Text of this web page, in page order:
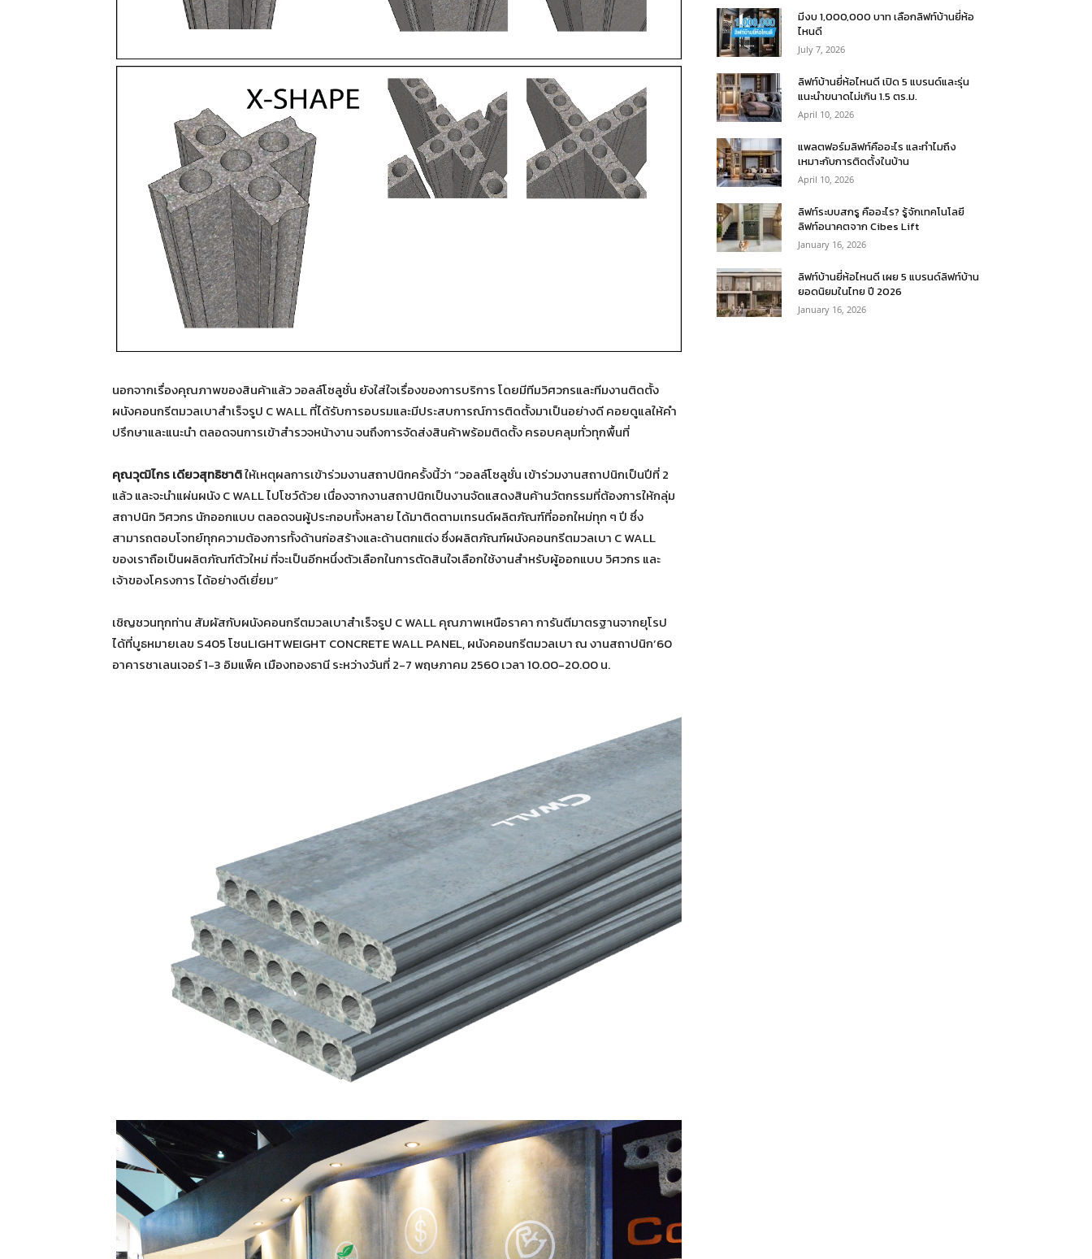
นอกจากเรื่องคุณภาพของสินค้าแล้ว วอลล์โซลูชั่น ยังใส่ใจเรื่องของการบริการ โดยมีทีมวิศวกรและทีมงานติดตั้ง
ผนังคอนกรีตมวลเบาสำเร็จรูป C WALL ที่ได้รับการอบรมและมีประสบการณ์การติดตั้งมาเป็นอย่างดี คอยดูแลให้คำ
ปรึกษาและแนะนำ ตลอดจนการเข้าสำรวจหน้างาน จนถึงการจัดส่งสินค้าพร้อมติดตั้ง ครอบคลุมทั่วทุกพื้นที่
คุณวุฒิไกร เดียวสุทธิชาติให้เหตุผลการเข้าร่วมงานสถาปนิกครั้งนี้ว่า “วอลล์โซลูชั่น เข้าร่วมงานสถาปนิกเป็นปีที่ 2
แล้ว และจะนำแผ่นผนัง C WALL ไปโชว์ด้วย เนื่องจากงานสถาปนิกเป็นงานจัดแสดงสินค้านวัตกรรมที่ต้องการให้กลุ่ม
สถาปนิก วิศวกร นักออกแบบ ตลอดจนผู้ประกอบทั้งหลาย ได้มาติดตามเทรนด์ผลิตภัณฑ์ที่ออกใหม่ทุก ๆ ปี ซึ่ง
สามารถตอบโจทย์ทุกความต้องการทั้งด้านก่อสร้างและด้านตกแต่ง ซึ่งผลิตภัณฑ์ผนังคอนกรีตมวลเบา C WALL
ของเราถือเป็นผลิตภัณฑ์ตัวใหม่ ที่จะเป็นอีกหนึ่งตัวเลือกในการตัดสินใจเลือกใช้งานสำหรับผู้ออกแบบ วิศวกร และ
เจ้าของโครงการ ได้อย่างดีเยี่ยม”
เชิญชวนทุกท่าน สัมผัสกับผนังคอนกรีตมวลเบาสำเร็จรูป C WALL คุณภาพเหนือราคา การันตีมาตรฐานจากยุโรป
ได้ที่บูธหมายเลข S405 โซนLIGHTWEIGHT CONCRETE WALL PANEL, ผนังคอนกรีตมวลเบา ณ งานสถาปนิก’60
อาคารชาเลนเจอร์ 1-3 อิมแพ็ค เมืองทองธานี ระหว่างวันที่ 2-7 พฤษภาคม 2560 เวลา 10.00-20.00 น.
มีงบ 1,000,000 บาท เลือกลิฟท์บ้านยี่ห้อ
ไหนดี
July 7, 2026
ลิฟท์บ้านยี่ห้อไหนดี เปิด 5 แบรนด์และรุ่น
แนะนำขนาดไม่เกิน 1.5 ตร.ม.
April 10, 2026
แพลตฟอร์มลิฟท์คืออะไร และทำไมถึง
เหมาะกับการติดตั้งในบ้าน
April 10, 2026
ลิฟท์ระบบสกรู คืออะไร? รู้จักเทคโนโลยี
ลิฟท์อนาคตจาก Cibes Lift
January 16, 2026
ลิฟท์บ้านยี่ห้อไหนดี เผย 5 แบรนด์ลิฟท์บ้าน
ยอดนิยมในไทย ปี 2026
January 16, 2026